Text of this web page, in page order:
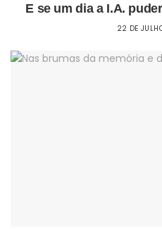
E se um dia a I.A.
22 DE